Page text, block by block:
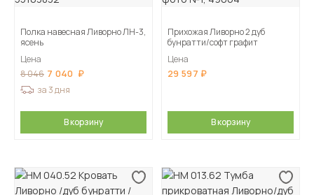
Полка навесная Ливорно ЛН-3,
ясень
Цена
8 046 7 040
за 3 дня
В корзину
Прихожая Ливорно 2 дуб
бунратти/софт графит
Цена
29 597
В корзину